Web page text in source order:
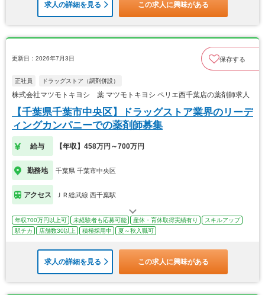
求人の詳細を見る この求人に興味がある
更新日：2026年7月3日 保存する
正社員 ドラッグストア（調剤併設）
株式会社マツモトキヨシ 薬 マツモトキヨシ ペリエ西千葉店の薬剤師求人
【千葉県千葉市中央区】ドラッグストア業界のリーデ
ィングカンパニーでの薬剤師募集
給与 【年収】458万円～700万円
勤務地 千葉県 千葉市中央区
アクセス ＪＲ総武線 西千葉駅
年収700万円以上可 未経験者も応募可能 産休・育休取得実績有り
スキルアップ
駅チカ
店舗数30以上 積極採用中 夏～秋入職可
求人の詳細を見る この求人に興味がある